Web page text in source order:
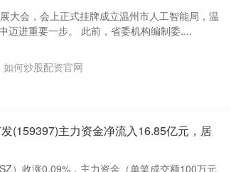
大会，会上正式挂牌成立温州市人工智能局，温
迈进重要一步。 此前，省委机构编制委....
如何炒股配资官网
(159397)主力资金净流入16.85亿元，居
）收涨0.09%，主力资金（单笔成交额100万元